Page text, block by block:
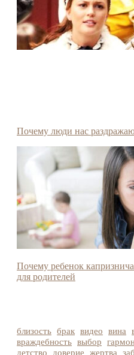
Почему люди нас
Почему ребенок
для родителей
близость брак видео вина
враждебность выбор
детство
доверие жертва